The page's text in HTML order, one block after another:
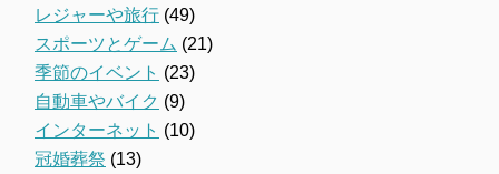
レジャーや旅行 (49)
スポーツとゲーム (21)
季節のイベント (23)
自動車やバイク (9)
インターネット (10)
冠婚葬祭 (13)